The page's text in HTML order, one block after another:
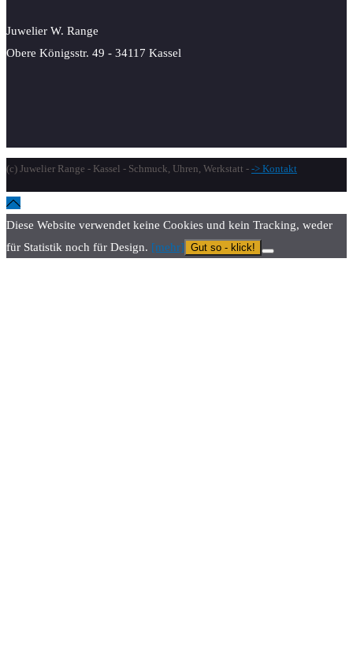
Juwelier W. Range
Obere Königsstr. 49 - 34117 Kassel
(c) Juwelier Range - Kassel - Schmuck, Uhren, Werkstatt - -> Kontakt
Diese Website verwendet keine Cookies und kein Tracking, weder
für Statistik noch für Design. [mehr] Gut so - klick!